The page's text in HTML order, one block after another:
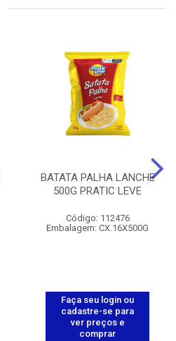
BATATA PALHA LANCHE
500G PRATIC LEVE
Código: 112476
Embalagem: CX.16X500G
Faça seu login ou
cadastre-se para
ver preços e
comprar